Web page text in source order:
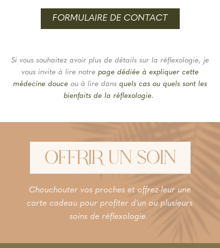
FORMULAIRE DE CONTACT
Si vous souhaitez avoir plus de détails sur la réflexologie, je
vous invite à lire notre page dédiée à expliquer cette
médecine douce ou à lire dans quels cas ou quels sont les
bienfaits de la réflexologie.
OFFRIR UN SOIN
Chouchouter vos proches et offrez-leur une
carte cadeau pour profiter d’un ou plusieurs
soins de réflexologie.